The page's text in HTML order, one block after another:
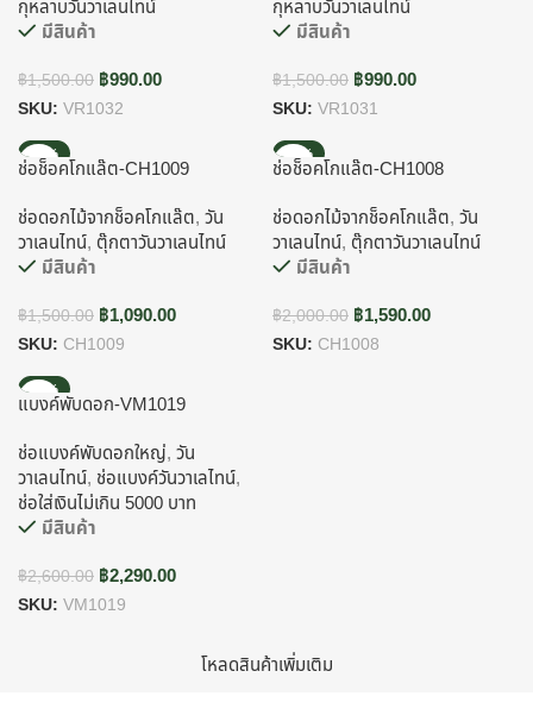
กุหลาบวันวาเลนไทน์
มีสินค้า
฿1,500.00 ฿990.00
SKU: VR1032
กุหลาบวันวาเลนไทน์
มีสินค้า
฿1,500.00 ฿990.00
SKU: VR1031
-27%
ช่อช็อคโกแล๊ต-CH1009
ช่อดอกไม้จากช็อคโกแล๊ต, วัน
วาเลนไทน์, ตุ๊กตาวันวาเลนไทน์
มีสินค้า
฿1,500.00 ฿1,090.00
SKU: CH1009
-21%
ช่อช็อคโกแล๊ต-CH1008
ช่อดอกไม้จากช็อคโกแล๊ต, วัน
วาเลนไทน์, ตุ๊กตาวันวาเลนไทน์
มีสินค้า
฿2,000.00 ฿1,590.00
SKU: CH1008
-12%
แบงค์พับดอก-VM1019
ช่อแบงค์พับดอกใหญ่, วัน
วาเลนไทน์, ช่อแบงค์วันวาเลไทน์,
ช่อใส่เงินไม่เกิน 5000 บาท
มีสินค้า
฿2,600.00 ฿2,290.00
SKU: VM1019
โหลดสินค้าเพิ่มเติม